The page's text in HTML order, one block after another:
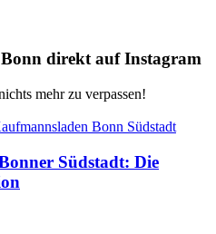
direkt auf Instagram
mehr zu verpassen!
Südstadt: Die